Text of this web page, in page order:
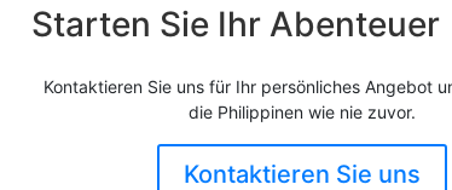
Starten Sie Ihr Abenteuer
Kontaktieren Sie uns für Ihr persönliches Angebot
die Philippinen wie nie zuvor.
Kontaktieren Sie uns